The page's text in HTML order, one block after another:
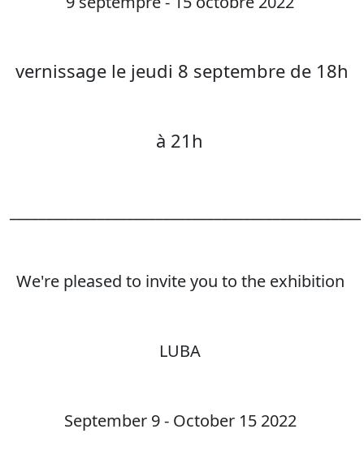
vernissage le jeudi 8 septembre de 18h
à 21h
We're pleased to invite you to the exhibition
LUBA
September 9 - October 15 2022